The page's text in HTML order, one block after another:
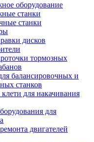
оборудование
станки
станки
дисков
тормозных
балансировочных и
станков
для накачивания
для
двигателей